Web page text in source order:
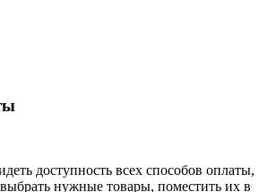
доступность всех способов оплаты,
нужные товары, поместить их в